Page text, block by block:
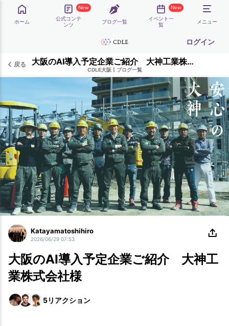
ホーム
New
公式コンテ
ンツ
ブログ一覧
New
イベント一
覧
メニュー
ログイン
戻る 大阪のAI導入予定企業ご紹介 大神工業株式会社様
CDLE大阪 ブログ一覧
Katayamatoshihiro
2026/06/29 07:53
大阪のAI導入予定企業ご紹介 大神工
業株式会社様
5リアクション